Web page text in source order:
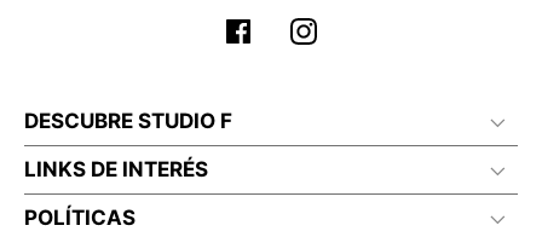
DESCUBRE STUDIO F
LINKS DE INTERÉS
POLÍTICAS